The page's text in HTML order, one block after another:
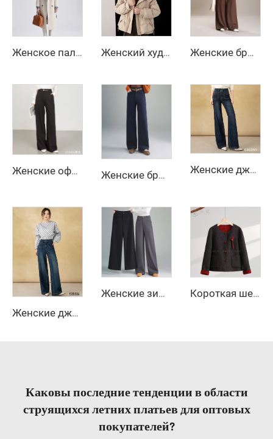
Женское пальто макси из шерсти на осень и зиму с поясом, отложным воротником, однотонное, свободного кроя, кардиган, элегантное длинное пальто Женский худи длинный пуховик с наполнителем из белого утиного пуха 90% Женские брюки с высокой и средней посадкой, офисные брюки, широкие прямые длинные брюки на осень-зиму
Женские офисные брюки с высокой талией и широкими штанинами на осень/зиму — дышащие однотонные длинные прямые брюки Женские брюки с высокой талией и широкими штанинами на осень/зиму, офисные, дышащие, однотонные, длинные, с застежкой-молнией, анти-складка, с поясом Женские джинсы прямого кроя в винтажном стиле, темная стирка, стрейчевые, дышащие, машинной стирки, с широкими штанинами, простые, для официального образа
Женские джинсы осеннего уличного стиля с высокой талией, широкими штанинами, расклешенные, с длинными рукавами, застежкой-молнией, устойчивые к морщинам
Женские зимние повседневные свободные прямые брюки-клеш однотонные с высокой талией, застежка на молнии, анти-морщины, длинные брюки Короткая шерстяная куртка зимой в китайском стиле, пальто с однобортной застежкой
Каковы последние тенденции в области
струящихся летних платьев для оптовых
покупателей?